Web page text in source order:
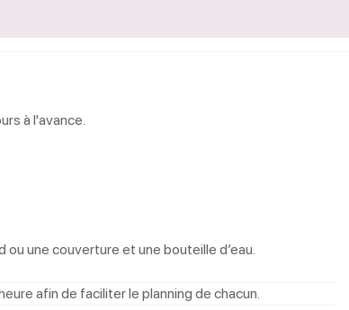
à l'avance.
une couverture et une bouteille d’eau.
afin de faciliter le planning de chacun.